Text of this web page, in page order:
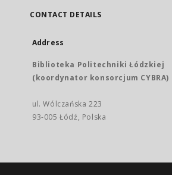
CONTACT DETAILS
Address
Biblioteka Politechniki Łódzkiej
(koordynator konsorcjum CYBRA)
ul. Wólczańska 223
93-005 Łódź, Polska